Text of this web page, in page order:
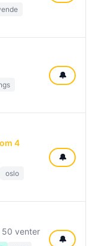
🔔
om 4
oslo
🔔
50 venter
🔔